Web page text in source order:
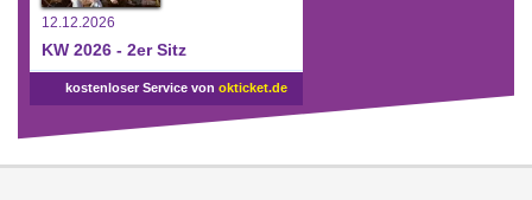
12.12.2026
KW 2026 - 2er Sitz
kostenloser Service von okticket.de